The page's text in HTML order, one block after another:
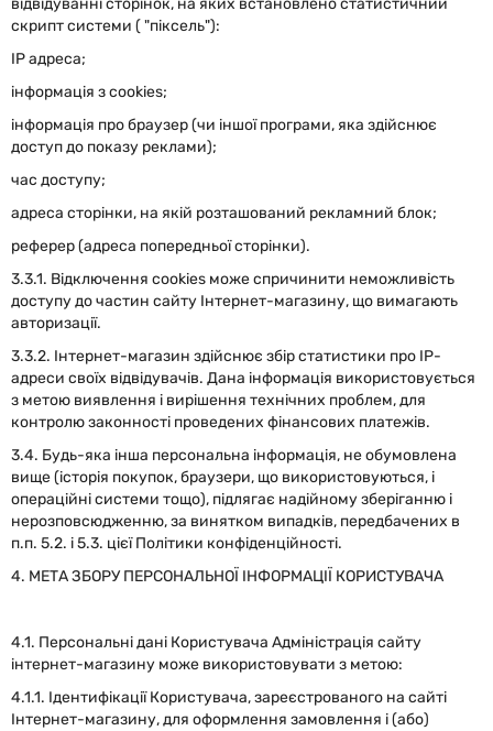
відвідуванні сторінок, на яких встановлено статистичний
скрипт системи ( "піксель"):
IP адреса;
інформація з cookies;
інформація про браузер (чи іншої програми, яка здійснює
доступ до показу реклами);
час доступу;
адреса сторінки, на якій розташований рекламний блок;
реферер (адреса попередньої сторінки).
3.3.1. Відключення cookies може спричинити неможливість
доступу до частин сайту Інтернет-магазину, що вимагають
авторизації.
3.3.2. Інтернет-магазин здійснює збір статистики про IP-
адреси своїх відвідувачів. Дана інформація використовується
з метою виявлення і вирішення технічних проблем, для
контролю законності проведених фінансових платежів.
3.4. Будь-яка інша персональна інформація, не обумовлена
вище (історія покупок, браузери, що використовуються, і
операційні системи тощо), підлягає надійному зберіганню і
нерозповсюдженню, за винятком випадків, передбачених в
п.п. 5.2. і 5.3. цієї Політики конфіденційності.
4. МЕТА ЗБОРУ ПЕРСОНАЛЬНОЇ ІНФОРМАЦІЇ КОРИСТУВАЧА
4.1. Персональні дані Користувача Адміністрація сайту
інтернет-магазину може використовувати з метою:
4.1.1. Ідентифікації Користувача, зареєстрованого на сайті
Інтернет-магазину, для оформлення замовлення і (або)